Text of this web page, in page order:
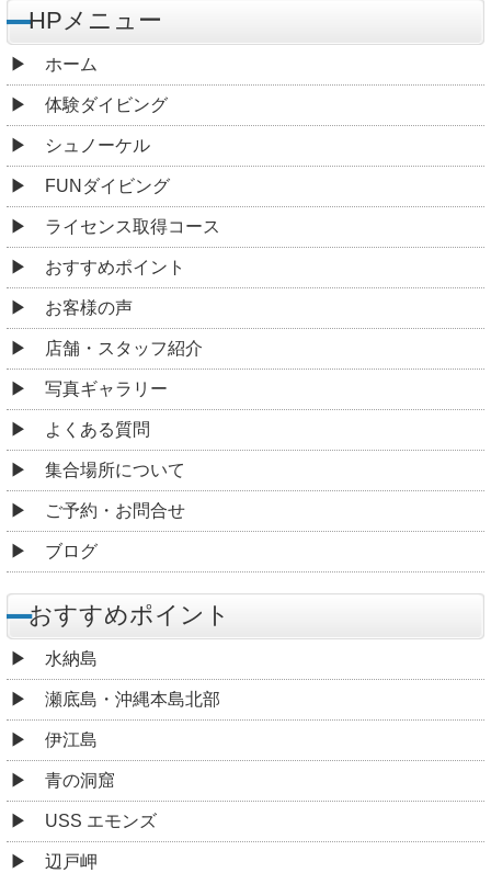
HPメニュー
ホーム
体験ダイビング
シュノーケル
FUNダイビング
ライセンス取得コース
おすすめポイント
お客様の声
店舗・スタッフ紹介
写真ギャラリー
よくある質問
集合場所について
ご予約・お問合せ
ブログ
おすすめポイント
水納島
瀬底島・沖縄本島北部
伊江島
青の洞窟
USS エモンズ
辺戸岬